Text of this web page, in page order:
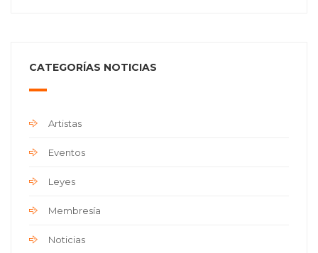
CATEGORÍAS NOTICIAS
Artistas
Eventos
Leyes
Membresía
Noticias